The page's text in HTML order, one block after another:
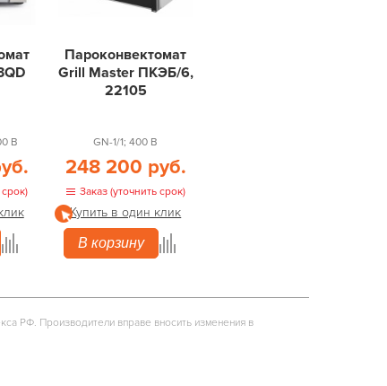
В
срок)
Пароконвектомат
Grill Master ПКЭБ/6,
22105
GN-1/1; 400 В
248 200 руб.
Заказ (уточнить срок)
Купить в один клик
В корзину
РФ. Производители вправе вносить изменения в